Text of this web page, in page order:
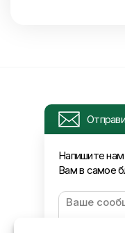
Напишите
Вам в самое